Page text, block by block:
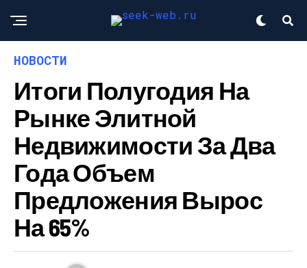
НОВОСТИ
Итоги Полугодия На
Рынке Элитной
Недвижимости За Два
Года Объем
Предложения Вырос
На 65%